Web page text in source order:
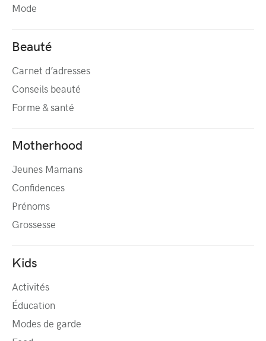
Mode
Beauté
Carnet d’adresses
Conseils beauté
Forme & santé
Motherhood
Jeunes Mamans
Confidences
Prénoms
Grossesse
Kids
Activités
Éducation
Modes de garde